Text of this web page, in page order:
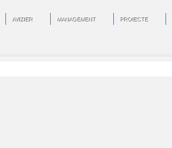
AVIZIER MANAGEMENT PROIECTE